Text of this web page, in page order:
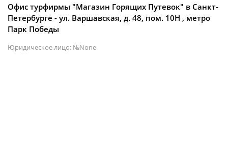
Офис турфирмы "Магазин Горящих Путевок" в Санкт-
Петербурге - ул. Варшавская, д. 48, пом. 10Н , метро
Парк Победы
Юридическое лицо: №None